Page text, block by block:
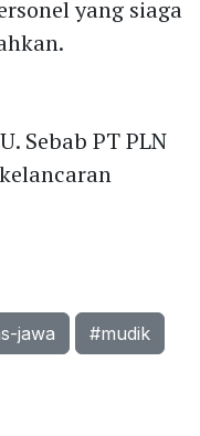
yang siaga
Sebab PT PLN
jawa #mudik